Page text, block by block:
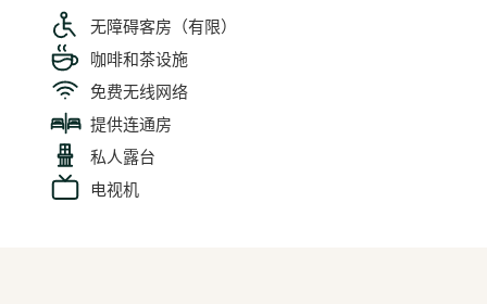
无障碍客房（有限）
咖啡和茶设施
免费无线网络
提供连通房
私人露台
电视机